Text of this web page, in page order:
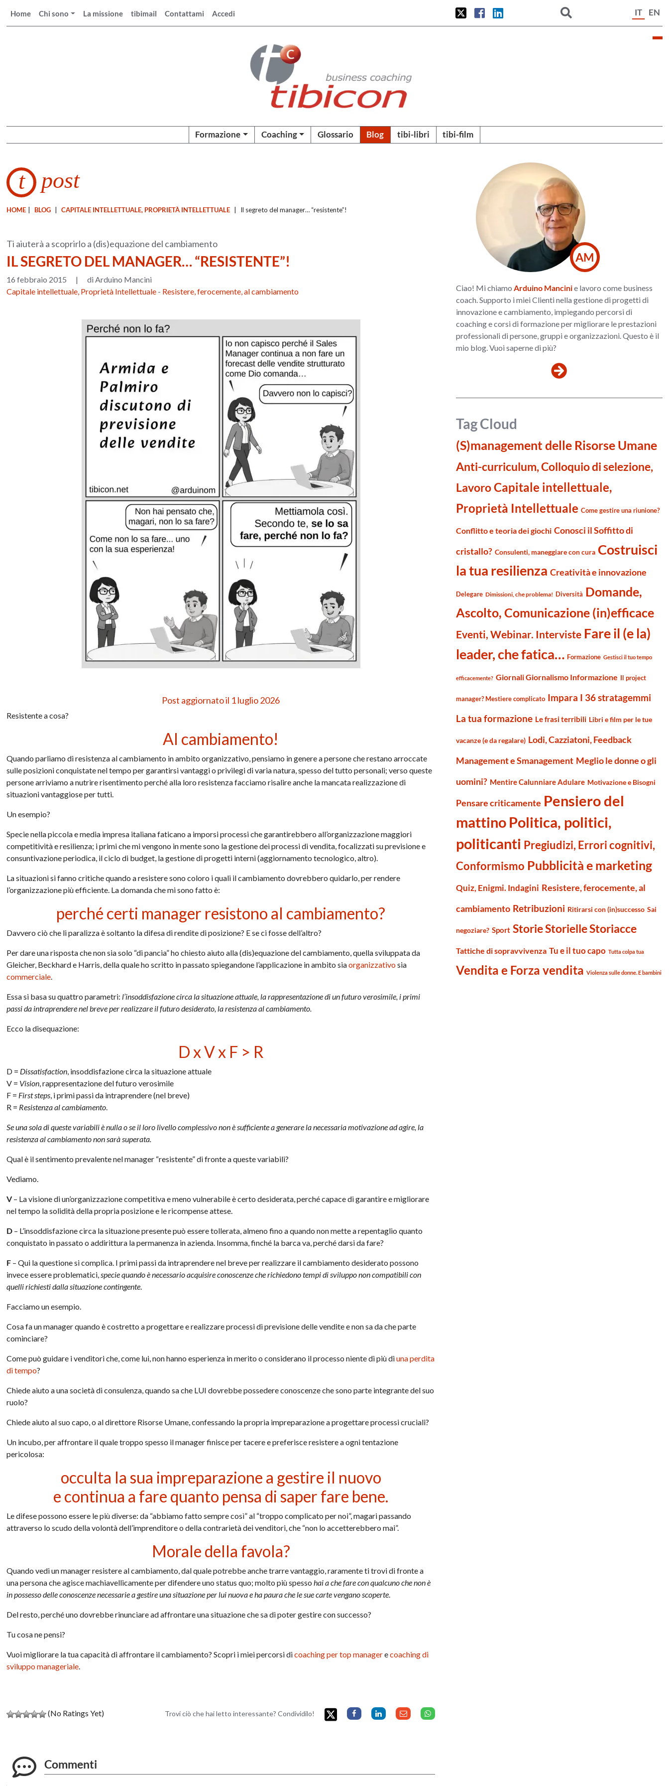
Home Chi sono La missione tibimail Contattami Accedi IT EN
Formazione Coaching Glossario Blog tibi-libri tibi-film
t post
HOME BLOG CAPITALE INTELLETTUALE, PROPRIETÀ INTELLETTUALE Il segreto del manager… “resistente”!
Ti aiuterà a scoprirlo a (dis)equazione del cambiamento
IL SEGRETO DEL MANAGER… “RESISTENTE”!
16 febbraio 2015 |
di Arduino Mancini
Capitale intellettuale, Proprietà Intellettuale - Resistere, ferocemente, al cambiamento
Post aggiornato il 1 luglio 2026
Resistente a cosa?
Al cambiamento!
Quando parliamo di resistenza al cambiamento in ambito organizzativo, pensiamo in genere a persone che restano arroccate
sulle posizioni conquistate nel tempo per garantirsi vantaggi o privilegi di varia natura, spesso del tutto personali; verso queste
persone arriviamo a nutrire risentimento perché alla loro resistenza facciamo risalire anche la mancata realizzazione di
situazioni vantaggiose per tutti.
Un esempio?
Specie nella piccola e media impresa italiana faticano a imporsi processi che garantirebbero all’organizzazione maggiori
competitività e resilienza; i primi che mi vengono in mente sono la gestione dei processi di vendita, focalizzati su previsione e
consuntivazione periodica, il ciclo di budget, la gestione di progetti interni (aggiornamento tecnologico, altro).
La situazioni si fanno critiche quando a resistere sono coloro i quali il cambiamento dovrebbero quidarlo, per rendere
l’organizzazione più efficiente. La domanda che mi sono fatto è:
perché certi manager resistono al cambiamento?
Davvero ciò che li paralizza è soltanto la difesa di rendite di posizione? E se ci fosse dell’altro?
Per dare una risposta che non sia solo “di pancia” ho chiesto aiuto alla (dis)equazione del cambiamento, quella sviluppata da
Gleicher, Beckhard e Harris, della quale ho scritto in passato spiegandone l’applicazione in ambito siaorganizzativosia
commerciale.
Essa si basa su quattro parametri: l’insoddisfazione circa la situazione attuale, la rappresentazione di un futuro verosimile, i primi
passi da intraprendere nel breve per realizzare il futuro desiderato, la resistenza al cambiamento.
Ecco la disequazione:
D x V x F > R
D = Dissatisfaction, insoddisfazione circa la situazione attuale
V = Vision, rappresentazione del futuro verosimile
F = First steps, i primi passi da intraprendere (nel breve)
R = Resistenza al cambiamento.
Se una sola di queste variabili è nulla o se il loro livello complessivo non è sufficiente a generare la necessaria motivazione ad agire, la
resistenza al cambiamento non sarà superata.
Qual è il sentimento prevalente nel manager “resistente” di fronte a queste variabili?
Vediamo.
V– La visione di un’organizzazione competitiva e meno vulnerabile è certo desiderata, perché capace di garantire e migliorare
nel tempo la solidità della propria posizione e le ricompense attese.
D – L’insoddisfazione circa la situazione presente può essere tollerata, almeno fino a quando non mette a repentaglio quanto
conquistato in passato o addirittura la permanenza in azienda. Insomma, finché la barca va, perché darsi da fare?
F – Qui la questione si complica. I primi passi da intraprendere nel breve per realizzare il cambiamento desiderato possono
invece essere problematici,specie quando è necessario acquisire conoscenze che richiedono tempi di sviluppo non compatibili con
quelli richiesti dalla situazione contingente.
Facciamo un esempio.
Cosa fa un manager quando è costretto a progettare e realizzare processi di previsione delle vendite e non sa da che parte
cominciare?
Come può guidare i venditori che, come lui, non hanno esperienza in merito o considerano il processo niente di più diuna perdita
di tempo?
Chiede aiuto a una società di consulenza, quando sa che LUI dovrebbe possedere conoscenze che sono parte integrante del suo
ruolo?
Chiede aiuto al suo capo, o al direttore Risorse Umane, confessando la propria impreparazione a progettare processi cruciali?
Un incubo, per affrontare il quale troppo spesso il manager finisce per tacere e preferisce resistere a ogni tentazione
pericolosa:
occulta la sua impreparazione a gestire il nuovo
e continua a fare quanto pensa di saper fare bene.
Le difese possono essere le più diverse: da “abbiamo fatto sempre così” al “troppo complicato per noi”, magari passando
attraverso lo scudo della volontà dell’imprenditore o della contrarietà dei venditori, che “non lo accetterebbero mai”.
Morale della favola?
Quando vedi un manager resistere al cambiamento, dal quale potrebbe anche trarre vantaggio, raramente ti trovi di fronte a
una persona che agisce machiavellicamente per difendere uno status quo; molto più spessohai a che fare con qualcuno che non è
in possesso delle conoscenze necessarie a gestire una situazione per lui nuova e ha paura che le sue carte vengano scoperte.
Del resto, perché uno dovrebbe rinunciare ad affrontare una situazione che sa di poter gestire con successo?
Tu cosa ne pensi?
Vuoi migliorare la tua capacità di affrontare il cambiamento? Scopri i miei percorsi dicoaching per top managerecoaching di
sviluppo manageriale.
(No Ratings Yet) Trovi ciò che hai letto interessante? Condividilo!
Commenti
AM
Ciao! Mi chiamo Arduino Mancinie lavoro come business
coach. Supporto i miei Clienti nella gestione di progetti di
innovazione e cambiamento, impiegando percorsi di
coaching e corsi di formazione per migliorare le prestazioni
professionali di persone, gruppi e organizzazioni. Questo è il
mio blog. Vuoi saperne di più?
Tag Cloud
(S)management delle Risorse Umane
Anti-curriculum, Colloquio di selezione,
LavoroCapitale intellettuale,
Proprietà Intellettuale Come gestire una riunione?
Conflitto e teoria dei giochi Conosci il Soffitto di
cristallo? Consulenti, maneggiare con cura Costruisci
la tua resilienza Creatività e innovazione
Delegare Dimissioni, che problema! Diversità Domande,
Ascolto, Comunicazione (in)efficace
Eventi, Webinar. Interviste Fare il (e la)
leader, che fatica… Formazione Gestisci il tuo tempo
efficacemente? Giornali Giornalismo Informazione Il project
manager? Mestiere complicato Impara I 36 stratagemmi
La tua formazione Le frasi terribili Libri e film per le tue
vacanze (e da regalare) Lodi, Cazziatoni, Feedback
Management e Smanagement Meglio le donne o gli
uomini? Mentire Calunniare Adulare Motivazione e Bisogni
Pensare criticamente Pensiero del
mattino Politica, politici,
politicanti Pregiudizi, Errori cognitivi,
Conformismo Pubblicità e marketing
Quiz, Enigmi. Indagini Resistere, ferocemente, al
cambiamento Retribuzioni Ritirarsi con (in)successo Sai
negoziare? Sport Storie Storielle Storiacce
Tattiche di sopravvivenza Tu e il tuo capo Tutta colpa tua
Vendita e Forza vendita Violenza sulle donne. E bambini